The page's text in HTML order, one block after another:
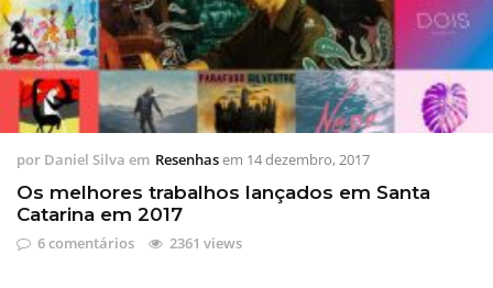
por Daniel Silva em Resenhasem 14 dezembro, 2017
Os melhores trabalhos lançados em Santa
Catarina em 2017
6 comentários 2361 views